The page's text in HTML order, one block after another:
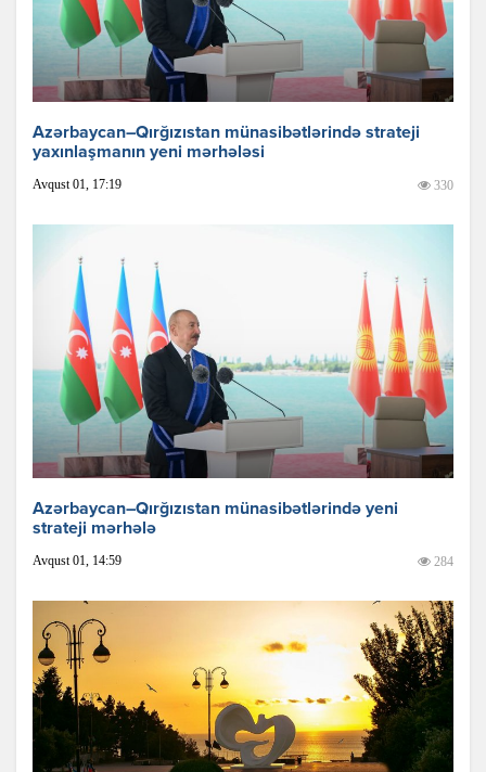
Azərbaycan–Qırğızıstan münasibətlərində strateji
yaxınlaşmanın yeni mərhələsi
Avqust 01, 17:19 330
Azərbaycan–Qırğızıstan münasibətlərində yeni
strateji mərhələ
Avqust 01, 14:59 284